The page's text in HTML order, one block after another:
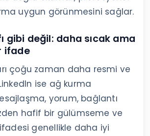
uygun görünmesini sağlar.
gibi değil: daha sıcak ama
ifade
çoğu zaman daha resmi ve
ise ağ kurma
yorum, bağlantı
hafif bir gülümseme ve
genellikle daha iyi